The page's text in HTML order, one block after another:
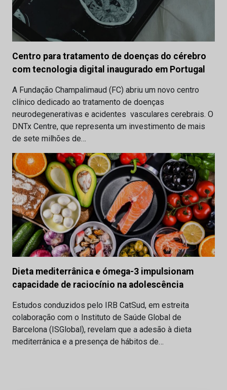
Centro para tratamento de doenças do cérebro
com tecnologia digital inaugurado em Portugal
A Fundação Champalimaud (FC) abriu um novo centro
clínico dedicado ao tratamento de doenças
neurodegenerativas e acidentes vasculares cerebrais. O
DNTx Centre, que representa um investimento de mais
de sete milhões de…
Dieta mediterrânica e ómega-3 impulsionam
capacidade de raciocínio na adolescência
Estudos conduzidos pelo IRB CatSud, em estreita
colaboração com o Instituto de Saúde Global de
Barcelona (ISGlobal), revelam que a adesão à dieta
mediterrânica e a presença de hábitos de…